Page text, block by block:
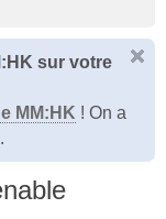
sur votre
MM:HK ! On a